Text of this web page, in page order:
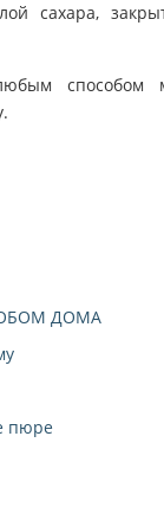
сахара,
ДОМА
пюре